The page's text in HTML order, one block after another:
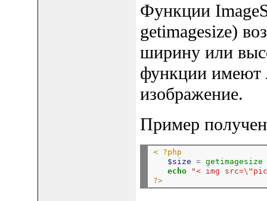
Функции
getimagesize)
ширину или
функции имеют
изображение.
Пример
< ?php
$size = getimagesize
echo
"< img src=\"
?>